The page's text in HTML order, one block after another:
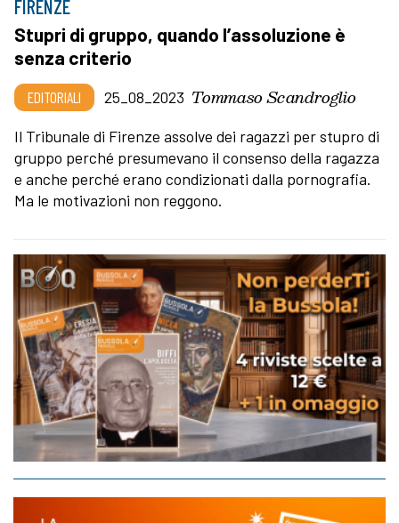
FIRENZE
Stupri di gruppo, quando l’assoluzione è
senza criterio
EDITORIALI 25_08_2023 Tommaso Scandroglio
Il Tribunale di Firenze assolve dei ragazzi per stupro di
gruppo perché presumevano il consenso della ragazza
e anche perché erano condizionati dalla pornografia.
Ma le motivazioni non reggono.